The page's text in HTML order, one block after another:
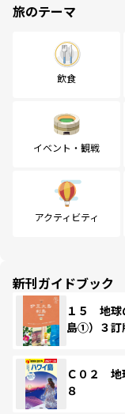
旅のテーマ
飲食
イベント・観戦
アクティビティ
新刊ガイドブック
１５ 地
島①）３訂
Ｃ０２ 地
８